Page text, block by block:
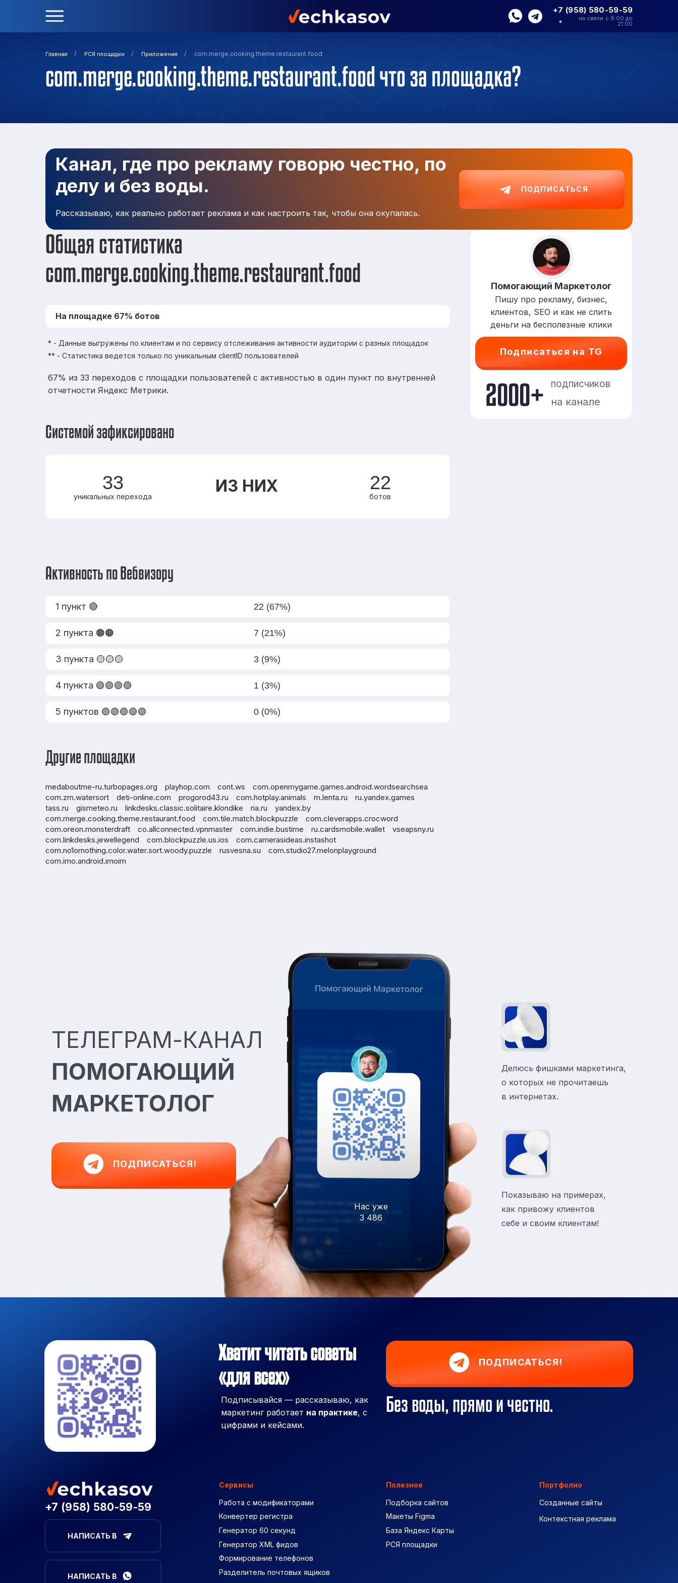
+7 (958) 580-59-59
на связи с 9:00 до
21:00
Главная / РСЯ площадки / Приложения / com.merge.cooking.theme.restaurant.food
com.merge.cooking.theme.restaurant.food что за площадка?
Канал, где про рекламу говорю честно, по
делу и без воды.
Рассказываю, как реально работает реклама и как настроить так, чтобы она окупалась.
ПОДПИСАТЬСЯ
Общая статистика
com.merge.cooking.theme.restaurant.food
На площадке 67% ботов
* - Данные выгружены по клиентам и по сервису отслеживания активности аудитории с разных площадок
** - Статистика ведется только по уникальным clientID пользователей
67% из 33 переходов с площадки пользователей с активностью в один пункт по внутренней
отчетности Яндекс Метрики.
Системой зафиксировано
33
уникальных перехода
ИЗ НИХ 22
ботов
Активность по Вебвизору
1 пункт 🔴 22 (67%)
2 пункта 🟠🟠 7 (21%)
3 пункта 🟡🟡🟡 3 (9%)
4 пункта 🟢🟢🟢🟢 1 (3%)
5 пунктов 🟢🟢🟢🟢🟢 0 (0%)
Другие площадки
medaboutme-ru.turbopages.org playhop.com cont.ws
com.openmygame.games.android.wordsearchsea
com.zm.watersort
deti-online.com progorod43.ru com.hotplay.animals m.lenta.ru
ru.yandex.games
tass.ru
gismeteo.ru linkdesks.classic.solitaire.klondike ria.ru
yandex.by
com.merge.cooking.theme.restaurant.food
com.tile.match.blockpuzzle
com.cleverapps.crocword
com.oreon.monsterdraft
co.allconnected.vpnmaster com.indie.bustime ru.cardsmobile.wallet
vseapsny.ru
com.linkdesks.jewellegend
com.blockpuzzle.us.ios
com.camerasideas.instashot
com.no1ornothing.color.water.sort.woody.puzzle
rusvesna.su
com.studio27.melonplayground
com.imo.android.imoim
Помогающий Маркетолог
Пишу про рекламу, бизнес,
клиентов, SEO и как не слить
деньги на бесполезные клики
Подписаться на TG
2000+ подписчиков
на канале
ТЕЛЕГРАМ-КАНАЛ
ПОМОГАЮЩИЙ
МАРКЕТОЛОГ
ПОДПИСАТЬСЯ!
Делюсь фишками маркетинга,
о которых не прочитаешь
в интернетах.
Показываю на примерах,
как привожу клиентов
себе и своим клиентам!
Нас уже
3 486
Хватит читать советы
«для всех»
Подписывайся — рассказываю, как
маркетинг работает на практике, с
цифрами и кейсами.
ПОДПИСАТЬСЯ!
Без воды, прямо и честно.
+7 (958) 580-59-59
НАПИСАТЬ В
НАПИСАТЬ В
Сервисы
Работа с модификаторами
Конвертер регистра
Генератор 60 секунд
Генератор XML фидов
Формирование телефонов
Разделитель почтовых ящиков
Полезное
Подборка сайтов
Макеты Figma
База Яндекс Карты
РСЯ площадки
Портфолио
Созданные сайты
Контекстная реклама